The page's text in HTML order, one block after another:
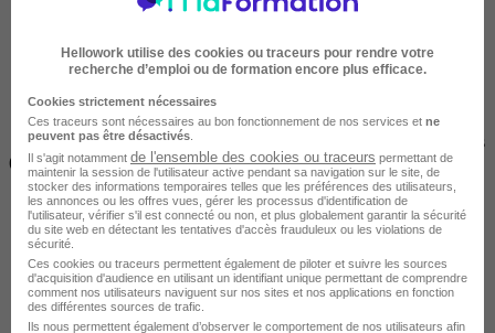
2 jours à 2 semaines
(14h à 70h)
Hellowork utilise des cookies ou traceurs pour rendre votre
recherche d’emploi ou de formation encore plus efficace.
Cookies strictement nécessaires
Ces traceurs sont nécessaires au bon fonctionnement de nos services et ne
peuvent pas être désactivés
Il s'agit notamment de l'ensemble des cookies ou traceurs permettant de
maintenir la session de l'utilisateur active pendant sa navigation sur le site, de
stocker des informations temporaires telles que les préférences des utilisateurs,
les annonces ou les offres vues, gérer les processus d'identification de
l'utilisateur, vérifier s'il est connecté ou non, et plus globalement garantir la sécurité
du site web en détectant les tentatives d'accès frauduleux ou les violations de
sécurité.
Ces cookies ou traceurs permettent également de piloter et suivre les sources
d'acquisition d'audience en utilisant un identifiant unique permettant de comprendre
comment nos utilisateurs naviguent sur nos sites et nos applications en fonction
des différentes sources de trafic.
Ils nous permettent également d’observer le comportement de nos utilisateurs afin